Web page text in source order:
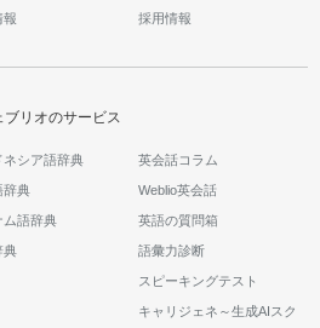
報 採用情報
ブリオのサービス
ネシア語辞典
辞典
ム語辞典
典
英会話コラム
Weblio英会話
英語の質問箱
語彙力診断
スピーキングテスト
キャリジェネ～生成AIスク